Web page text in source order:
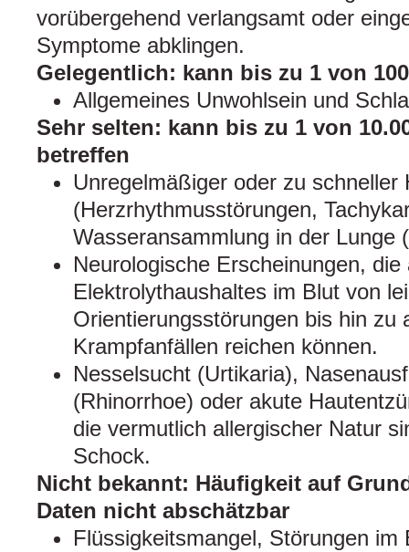
vorübergehend verlangsamt oder
Symptome abklingen.
Gelegentlich: kann bis zu 1 von
Allgemeines Unwohlsein und
Sehr selten: kann bis zu 1 von
betreffen
Unregelmäßiger oder zu schneller
(Herzrhythmusstörungen,
Wasseransammlung in der Lunge
Neurologische Erscheinungen,
Elektrolythaushaltes im Blut von
Orientierungsstörungen bis hin zu
Krampfanfällen reichen können.
Nesselsucht (Urtikaria),
(Rhinorrhoe) oder akute
die vermutlich allergischer Natur
Schock.
Nicht bekannt: Häufigkeit auf
Daten nicht abschätzbar
Flüssigkeitsmangel, Störungen im